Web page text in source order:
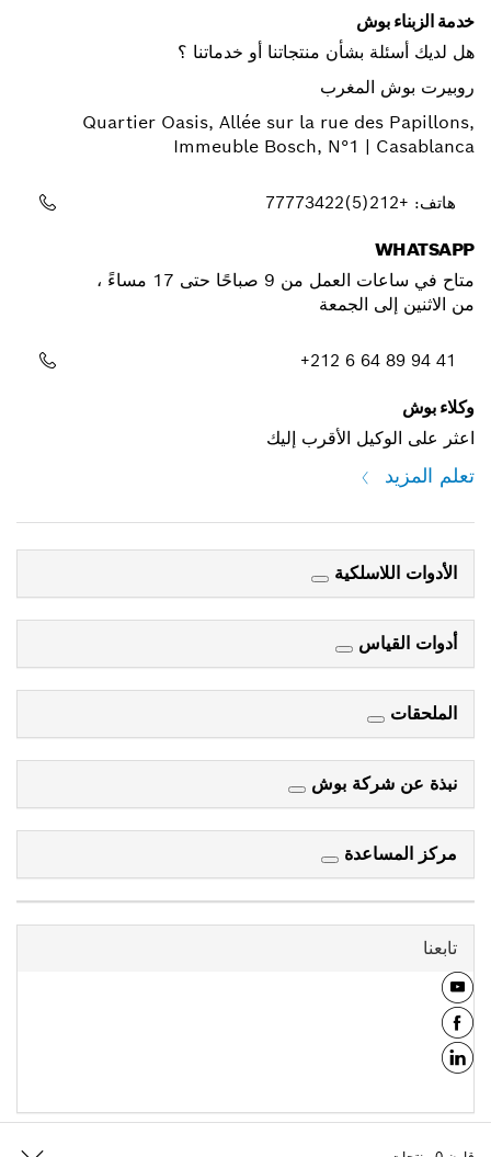
خدمة الزبناء بوش
هل لديك أسئلة بشأن منتجاتنا أو خدماتنا ؟
روبيرت بوش المغرب
Quartier Oasis, Allée sur la rue des Papillons,
Immeuble Bosch, N°1 | Casablanca
هاتف: +212(5)77773422
WHATSAPP
متاح في ساعات العمل من 9 صباحًا حتى 17 مساءً ،
من الاثنين إلى الجمعة
+212 6 64 89 94 41
وكلاء بوش
اعثر على الوكيل الأقرب إليك
تعلم المزيد
الأدوات اللاسلكية
أدوات القياس
الملحقات
نبذة عن شركة بوش
مركز المساعدة
تابعنا